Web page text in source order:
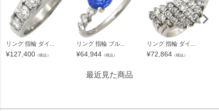
リング 指輪 ダイ...
¥127,400 （税込）
リング 指輪 ブル...
¥64,944 （税込）
リング 指輪 ダイ...
¥72,864 （税込）
最近見た商品